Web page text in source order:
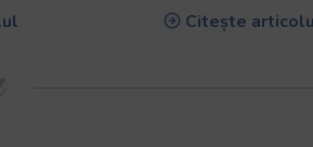
Citește